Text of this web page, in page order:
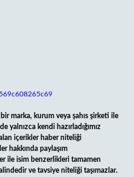
marka, kurum veya şahıs şirketi ile
yalnızca kendi hazırladığımız
içerikler haber niteliği
hakkında paylaşım
ile isim benzerlikleri tamamen
ve tavsiye niteliği taşımazlar.